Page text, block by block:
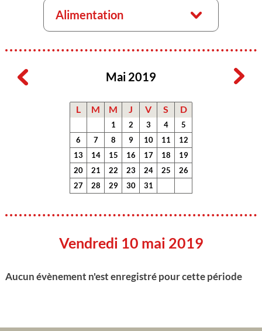
Alimentation
Mai 2019
L M M J V S D
1 2 3 4
5
6
7 8 9 10 11
12
13
14 15 16 17 18
19
20
21 22 23 24 25
26
27
28 29 30 31
Vendredi 10 mai 2019
Aucun évènement n'est enregistré pour cette période